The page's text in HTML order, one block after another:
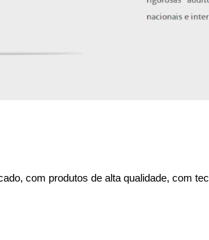
com produtos de alta qualidade, com